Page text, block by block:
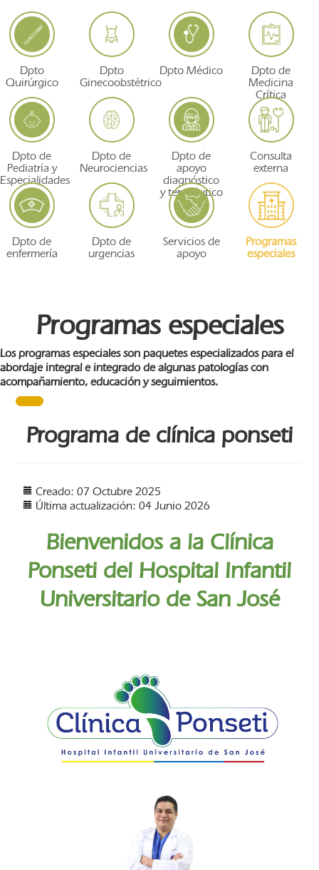
Dpto
Quirúrgico
Dpto
Ginecoobstétrico
Dpto Médico
Dpto de
Medicina
Crítica
Dpto de
Pediatría y
Especialidades
Dpto de
Neurociencias
Dpto de
apoyo
diagnóstico
y terapéutico
Consulta
externa
Dpto de
enfermería
Dpto de
urgencias
Servicios de
apoyo
Programas
especiales
Programas especiales
Los programas especiales son paquetes especializados para el
abordaje integral e integrado de algunas patologías con
acompañamiento, educación y seguimientos.
Programa de clínica ponseti
Creado: 07 Octubre 2025
Última actualización: 04 Junio 2026
Bienvenidos a la Clínica
Ponseti del Hospital Infantil
Universitario de San José